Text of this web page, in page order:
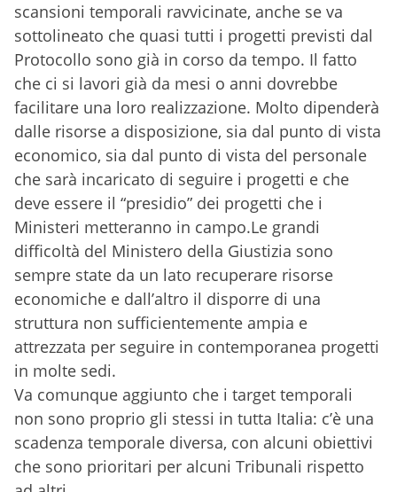
scansioni temporali ravvicinate, anche se va
sottolineato che quasi tutti i progetti previsti dal
Protocollo sono già in corso da tempo. Il fatto
che ci si lavori già da mesi o anni dovrebbe
facilitare una loro realizzazione. Molto dipenderà
dalle risorse a disposizione, sia dal punto di vista
economico, sia dal punto di vista del personale
che sarà incaricato di seguire i progetti e che
deve essere il “presidio” dei progetti che i
Ministeri metteranno in campo.Le grandi
difficoltà del Ministero della Giustizia sono
sempre state da un lato recuperare risorse
economiche e dall’altro il disporre di una
struttura non sufficientemente ampia e
attrezzata per seguire in contemporanea progetti
in molte sedi.
Va comunque aggiunto che i target temporali
non sono proprio gli stessi in tutta Italia: c’è una
scadenza temporale diversa, con alcuni obiettivi
che sono prioritari per alcuni Tribunali rispetto